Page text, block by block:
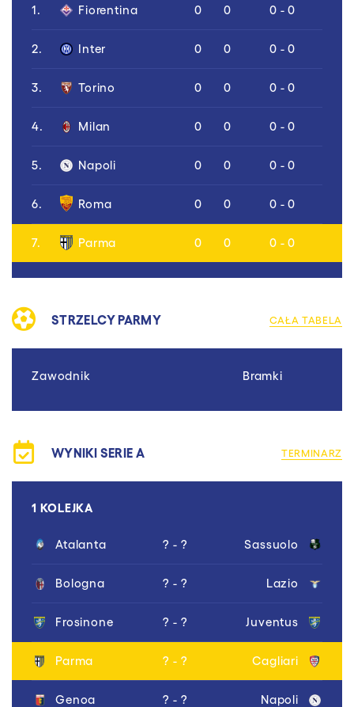
1. Fiorentina 0 0 0 - 0
2. Inter 0 0 0 - 0
3. Torino 0 0 0 - 0
4. Milan 0 0 0 - 0
5. Napoli 0 0 0 - 0
6. Roma 0 0 0 - 0
7. Parma 0 0 0 - 0
STRZELCY PARMY CAŁA TABELA
Zawodnik Bramki
WYNIKI SERIE A TERMINARZ
1 KOLEJKA
Atalanta ? - ? Sassuolo
Bologna ? - ? Lazio
Frosinone ? - ? Juventus
Parma ? - ? Cagliari
Genoa ? - ? Napoli